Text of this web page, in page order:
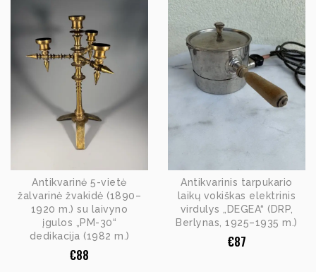
Antikvarinė 5-vietė
žalvarinė žvakidė (1890–
1920 m.) su laivyno
įgulos „PM-30“
dedikacija (1982 m.)
€88
Antikvarinis tarpukario
laikų vokiškas elektrinis
virdulys „DEGEA“ (DRP,
Berlynas, 1925–1935 m.)
€87